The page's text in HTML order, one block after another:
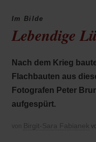
Leserinitiative Publik-
Urlaub und Nichtstun
Tab)
Krieg und Frieden(Öffnet
in
neuen
Gott
Flucht und Migration
Podcast
Im Bilde
Lebendige
Nach dem Krieg
Flachbauten aus
Fotografen Peter
aufgespürt.
von Birgit-Sara Fabianek